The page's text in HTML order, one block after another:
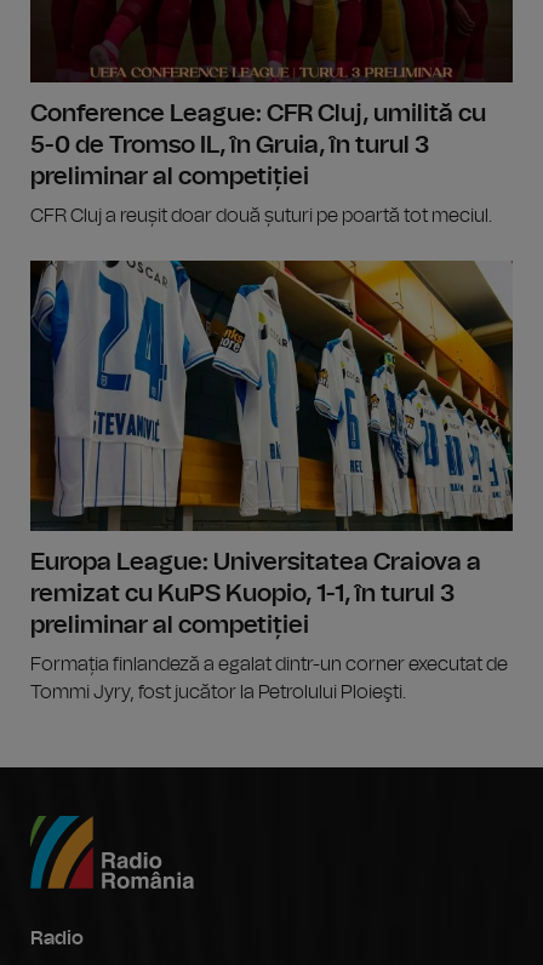
Conference League: CFR Cluj, umilită cu
5-0 de Tromso IL, în Gruia, în turul 3
preliminar al competiției
CFR Cluj a reușit doar două șuturi pe poartă tot meciul.
Europa League: Universitatea Craiova a
remizat cu KuPS Kuopio, 1-1, în turul 3
preliminar al competiției
Formația finlandeză a egalat dintr-un corner executat de
Tommi Jyry, fost jucător la Petrolului Ploieşti.
Radio